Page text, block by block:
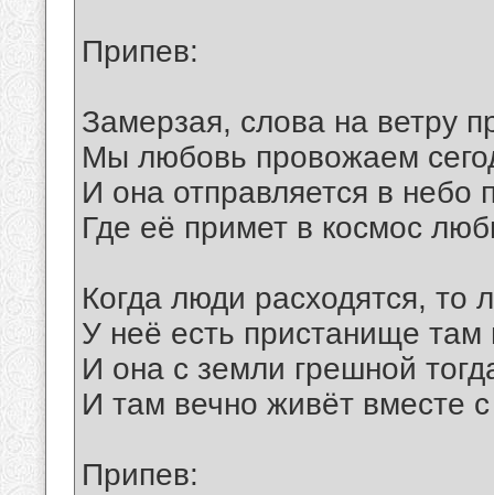
Припев:
Замерзая, слова на ветру
Мы любовь провожаем
И она отправляется в небо
Где её примет в космос
Когда люди расходятся, то
У неё есть пристанище там
И она с земли грешной
И там вечно живёт вместе
Припев: